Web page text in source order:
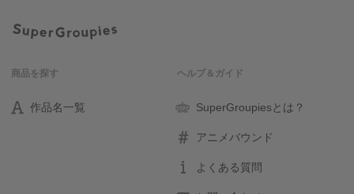
商品を探す
作品名一覧
ヘルプ＆ガイド
SuperGroupiesとは？
アニメバウンド
よくある質問